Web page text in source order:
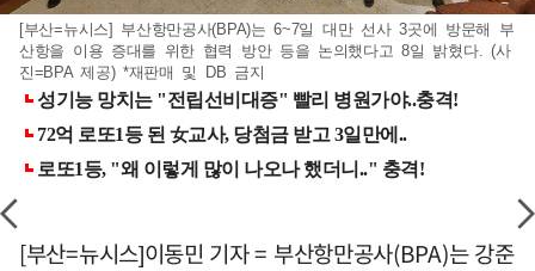
[부산=뉴시스] 부산항만공사(BPA)는 6~7일 대만 선사 3곳에 방문해 부
산항을 이용 증대를 위한 협력 방안 등을 논의했다고 8일 밝혔다. (사
진=BPA 제공) *재판매 및 DB 금지
[부산=뉴시스]이동민 기자 = 부산항만공사(BPA)는 강준